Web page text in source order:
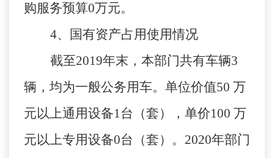
购服务预算0万元。
4、
国有资产占用使用情况
截至2019年末，本部门共有车辆3
辆，均为一般公务用车。单位价值50 万
元以上通用设备1台（套），单价100 万
元以上专用设备0台（套）。2020年部门